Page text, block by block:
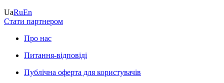
UaRuEn
Стати партнером
Про нас
Питання-відповіді
Публічна оферта для користувачів